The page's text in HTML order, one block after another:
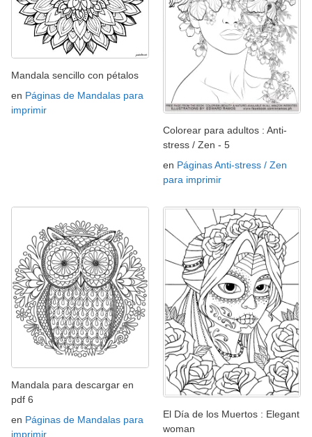
Mandala sencillo con pétalos
en Páginas de Mandalas para
imprimir
Colorear para adultos : Anti-
stress / Zen - 5
en Páginas Anti-stress / Zen
para imprimir
Mandala para descargar en
pdf 6
en Páginas de Mandalas para
imprimir
El Día de los Muertos : Elegant
woman